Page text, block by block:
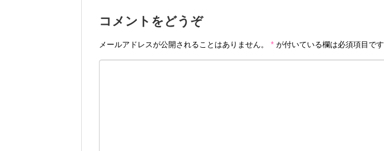
コメントをどうぞ
メールアドレスが公開されることはありません。 * が付いている欄は必須項目です